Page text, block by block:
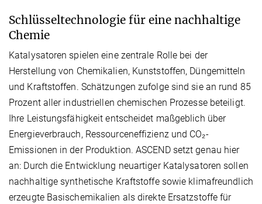
Schlüsseltechnologie für eine nachhaltige
Chemie
Katalysatoren spielen eine zentrale Rolle bei der
Herstellung von Chemikalien, Kunststoffen, Düngemitteln
und Kraftstoffen. Schätzungen zufolge sind sie an rund 85
Prozent aller industriellen chemischen Prozesse beteiligt.
Ihre Leistungsfähigkeit entscheidet maßgeblich über
Energieverbrauch, Ressourceneffizienz und CO₂-
Emissionen in der Produktion. ASCEND setzt genau hier
an: Durch die Entwicklung neuartiger Katalysatoren sollen
nachhaltige synthetische Kraftstoffe sowie klimafreundlich
erzeugte Basischemikalien als direkte Ersatzstoffe für